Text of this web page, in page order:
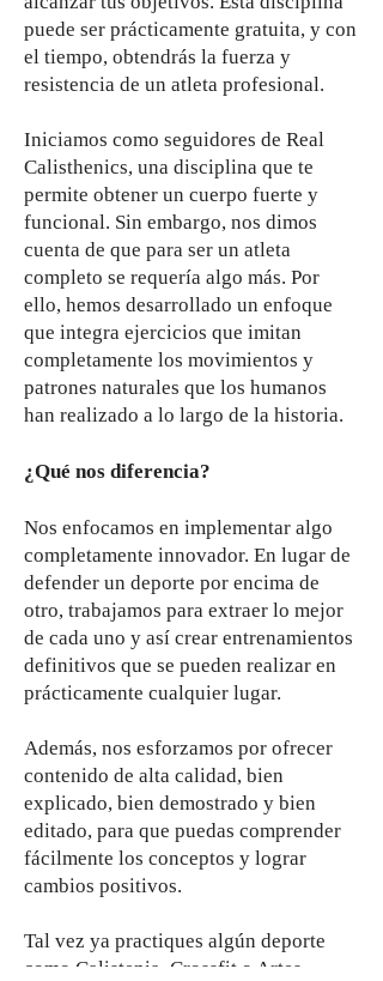
puede ser prácticamente gratuita, y con
el tiempo, obtendrás la fuerza y
resistencia de un atleta profesional.
Iniciamos como seguidores de Real
Calisthenics, una disciplina que te
permite obtener un cuerpo fuerte y
funcional. Sin embargo, nos dimos
cuenta de que para ser un atleta
completo se requería algo más. Por
ello, hemos desarrollado un enfoque
que integra ejercicios que imitan
completamente los movimientos y
patrones naturales que los humanos
han realizado a lo largo de la historia.
¿Qué nos diferencia?
Nos enfocamos en implementar algo
completamente innovador. En lugar de
defender un deporte por encima de
otro, trabajamos para extraer lo mejor
de cada uno y así crear entrenamientos
definitivos que se pueden realizar en
prácticamente cualquier lugar.
Además, nos esforzamos por ofrecer
contenido de alta calidad, bien
explicado, bien demostrado y bien
editado, para que puedas comprender
fácilmente los conceptos y lograr
cambios positivos.
Tal vez ya practiques algún deporte
como Calistenia, Crossfit o Artes